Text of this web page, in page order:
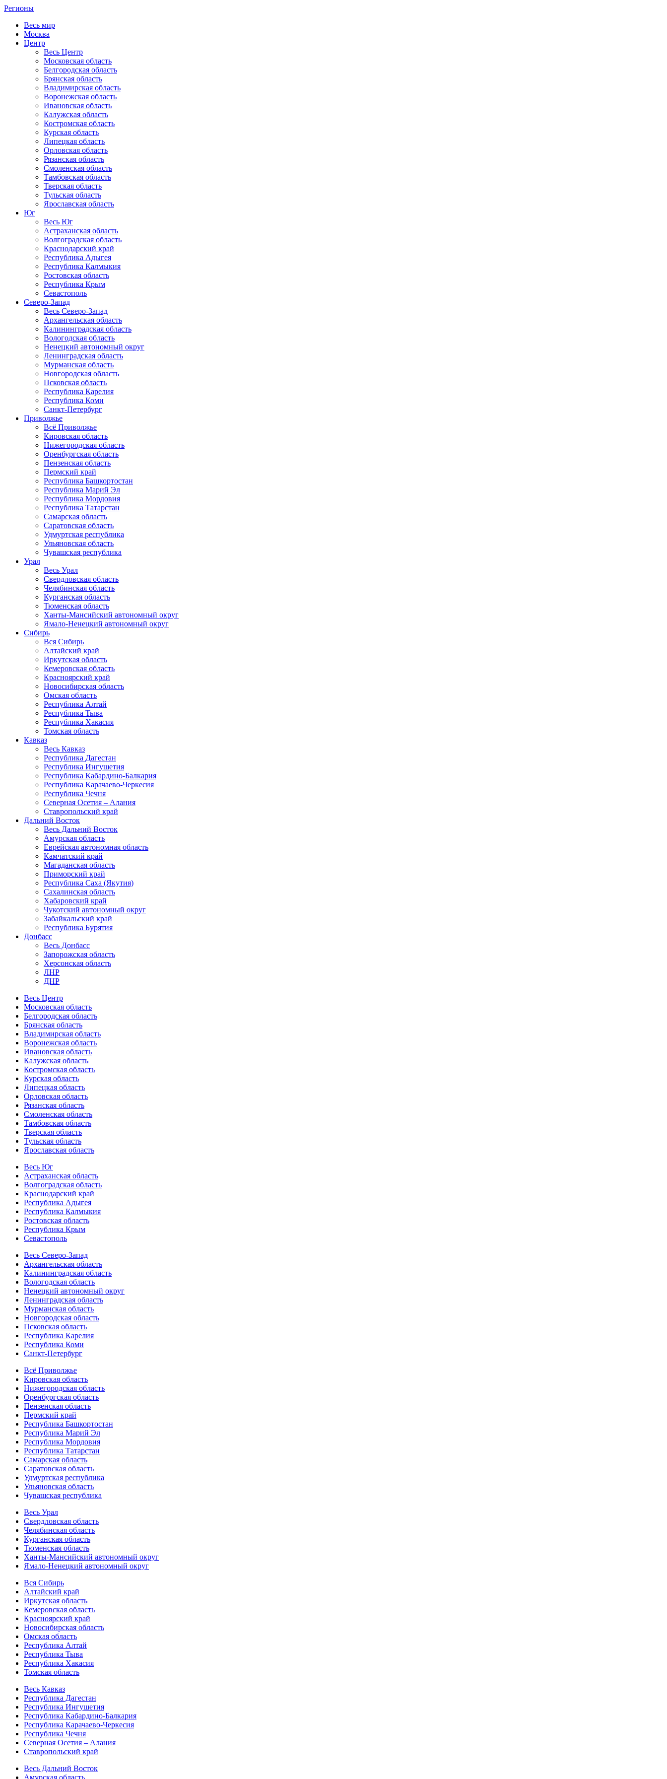
Регионы
Весь мир
Москва
Центр
Весь Центр
Московская область
Белгородская область
Брянская область
Владимирская область
Воронежская область
Ивановская область
Калужская область
Костромская область
Курская область
Липецкая область
Орловская область
Рязанская область
Смоленская область
Тамбовская область
Тверская область
Тульская область
Ярославская область
Юг
Весь Юг
Астраханская область
Волгоградская область
Краснодарский край
Республика Адыгея
Республика Калмыкия
Ростовская область
Республика Крым
Севастополь
Северо-Запад
Весь Северо-Запад
Архангельская область
Калининградская область
Вологодская область
Ненецкий автономный округ
Ленинградская область
Мурманская область
Новгородская область
Псковская область
Республика Карелия
Республика Коми
Санкт-Петербург
Приволжье
Всё Приволжье
Кировская область
Нижегородская область
Оренбургская область
Пензенская область
Пермский край
Республика Башкортостан
Республика Марий Эл
Республика Мордовия
Республика Татарстан
Самарская область
Саратовская область
Удмуртская республика
Ульяновская область
Чувашская республика
Урал
Весь Урал
Свердловская область
Челябинская область
Курганская область
Тюменская область
Ханты-Мансийский автономный округ
Ямало-Ненецкий автономный округ
Сибирь
Вся Сибирь
Алтайский край
Иркутская область
Кемеровская область
Красноярский край
Новосибирская область
Омская область
Республика Алтай
Республика Тыва
Республика Хакасия
Томская область
Кавказ
Весь Кавказ
Республика Дагестан
Республика Ингушетия
Республика Кабардино-Балкария
Республика Карачаево-Черкесия
Республика Чечня
Северная Осетия – Алания
Ставропольский край
Дальний Восток
Весь Дальний Восток
Амурская область
Еврейская автономная область
Камчатский край
Магаданская область
Приморский край
Республика Саха (Якутия)
Сахалинская область
Хабаровский край
Чукотский автономный округ
Забайкальский край
Республика Бурятия
Донбасс
Весь Донбасс
Запорожская область
Херсонская область
ЛНР
ДНР
Весь Центр
Московская область
Белгородская область
Брянская область
Владимирская область
Воронежская область
Ивановская область
Калужская область
Костромская область
Курская область
Липецкая область
Орловская область
Рязанская область
Смоленская область
Тамбовская область
Тверская область
Тульская область
Ярославская область
Весь Юг
Астраханская область
Волгоградская область
Краснодарский край
Республика Адыгея
Республика Калмыкия
Ростовская область
Республика Крым
Севастополь
Весь Северо-Запад
Архангельская область
Калининградская область
Вологодская область
Ненецкий автономный округ
Ленинградская область
Мурманская область
Новгородская область
Псковская область
Республика Карелия
Республика Коми
Санкт-Петербург
Всё Приволжье
Кировская область
Нижегородская область
Оренбургская область
Пензенская область
Пермский край
Республика Башкортостан
Республика Марий Эл
Республика Мордовия
Республика Татарстан
Самарская область
Саратовская область
Удмуртская республика
Ульяновская область
Чувашская республика
Весь Урал
Свердловская область
Челябинская область
Курганская область
Тюменская область
Ханты-Мансийский автономный округ
Ямало-Ненецкий автономный округ
Вся Сибирь
Алтайский край
Иркутская область
Кемеровская область
Красноярский край
Новосибирская область
Омская область
Республика Алтай
Республика Тыва
Республика Хакасия
Томская область
Весь Кавказ
Республика Дагестан
Республика Ингушетия
Республика Кабардино-Балкария
Республика Карачаево-Черкесия
Республика Чечня
Северная Осетия – Алания
Ставропольский край
Весь Дальний Восток
Амурская область